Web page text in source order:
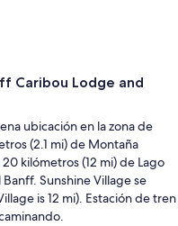
Caribou Lodge and
ubicación en la zona de
(2.1 mi) de Montaña
kilómetros (12 mi) de Lago
Sunshine Village se
is 12 mi). Estación de tren